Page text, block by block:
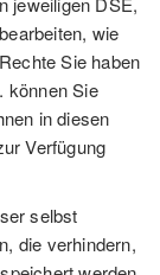
wie
Sie haben
können Sie
in diesen
Verfügung
selbst
die verhindern,